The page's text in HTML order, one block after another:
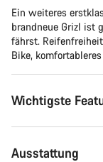
Ein weiteres
brandneue Grizl ist
fährst.
Bike,
Wichtigste
Ausstattung